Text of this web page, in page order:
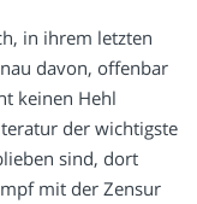
in ihrem letzten
davon, offenbar
keinen Hehl
der wichtigste
sind, dort
mit der Zensur